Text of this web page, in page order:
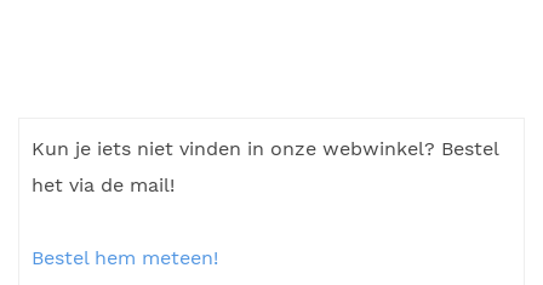
Kun je iets niet vinden in onze webwinkel? Bestel
het via de mail!
Bestel hem meteen!